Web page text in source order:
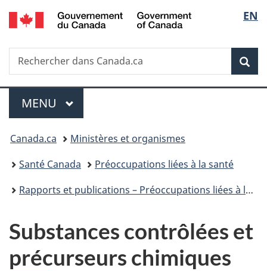
Passer
au
principal
Passer
à
Au
du
Passer
à
version
simplifiée
de
la
EN
Recherche
Rechercher
dans
Menu
MENU PRINCIPAL
Vous
êtes
ici :
Canada.ca
Ministères et organismes
Santé Canada
Préoccupations liées à la santé
Rapports et publications – Préoccupations liées à la santé
Substances contrôlées et
précurseurs chimiques